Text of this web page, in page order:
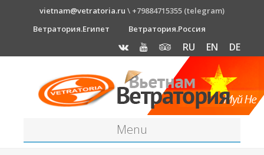
vietnam@vetratoria.ru \ +79884715355 (telegram)
Ветратория.Египет
Ветратория.Россия
RU EN DE
Menu